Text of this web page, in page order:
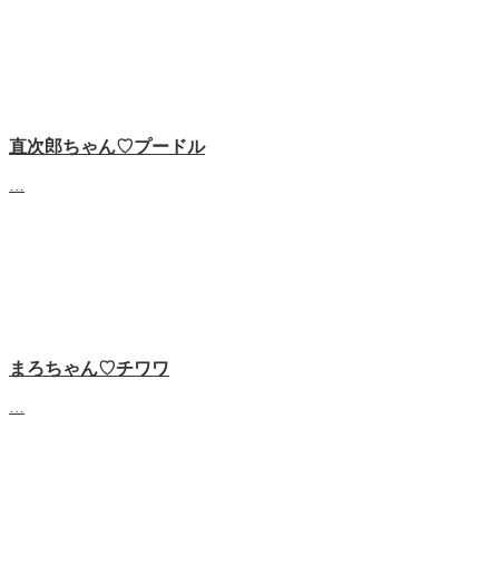
直次郎ちゃん♡プードル
まろちゃん♡チワワ